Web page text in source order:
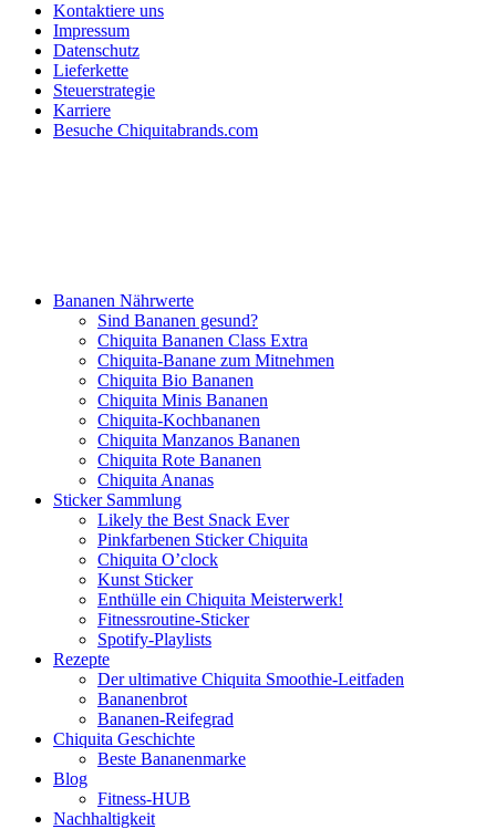
Kontaktiere uns
Impressum
Datenschutz
Lieferkette
Steuerstrategie
Karriere
Besuche Chiquitabrands.com
Bananen Nährwerte
Sind Bananen gesund?
Chiquita Bananen Class Extra
Chiquita-Banane zum Mitnehmen
Chiquita Bio Bananen
Chiquita Minis Bananen
Chiquita-Kochbananen
Chiquita Manzanos Bananen
Chiquita Rote Bananen
Chiquita Ananas
Sticker Sammlung
Likely the Best Snack Ever
Pinkfarbenen Sticker Chiquita
Chiquita O’clock
Kunst Sticker
Enthülle ein Chiquita Meisterwerk!
Fitnessroutine-Sticker
Spotify-Playlists
Rezepte
Der ultimative Chiquita Smoothie-Leitfaden
Bananenbrot
Bananen-Reifegrad
Chiquita Geschichte
Beste Bananenmarke
Blog
Fitness-HUB
Nachhaltigkeit